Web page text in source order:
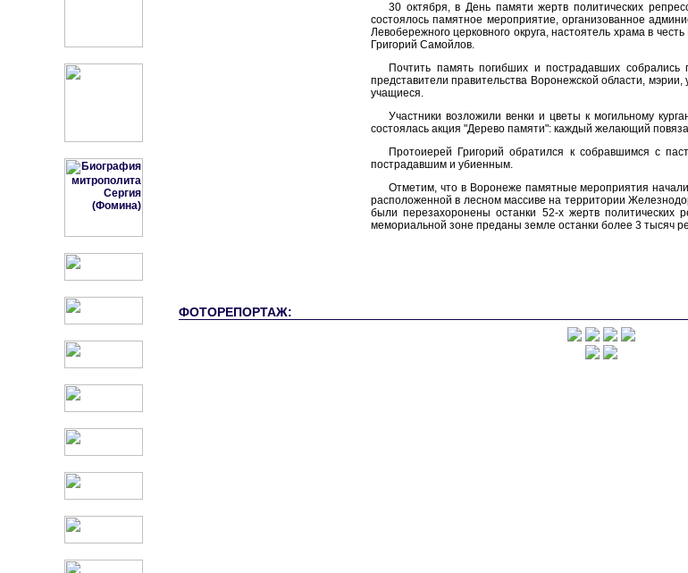
30 октября, в День памяти жертв политических
состоялось памятное мероприятие, организованное
Левобережного церковного округа, настоятель храма в
Григорий Самойлов.
Почтить память погибших и пострадавших собрались
представители правительства Воронежской области,
учащиеся.
Участники возложили венки и цветы к могильному
состоялась акция "Дерево памяти": каждый желающий
Протоиерей Григорий обратился к собравшимся с
пострадавшим и убиенным.
Отметим, что в Воронеже памятные мероприятия
расположенной в лесном массиве на территории
были перезахоронены останки 52-х жертв политических
мемориальной зоне преданы земле останки более 3 тысяч
ФОТОРЕПОРТАЖ: